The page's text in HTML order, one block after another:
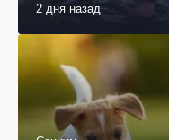
2 дня назад